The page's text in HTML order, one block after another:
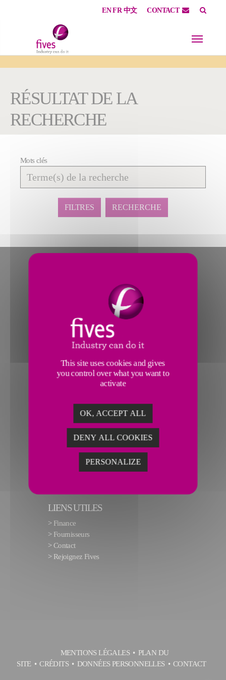
EN FR 中文 CONTACT
RÉSULTAT DE LA
RECHERCHE
Affiner
la
recherche
Mots clés
FILTRES RECHERCHE
LIENS UTILES
> Finance
> Fournisseurs
>Contact
> Rejoignez Fives
MENTIONS LÉGALES
PLAN DU
SITE
CRÉDITS DONNÉES PERSONNELLES CONTACT
This site uses cookies and gives
you control over what you want to
activate
OK, ACCEPT ALL
DENY ALL COOKIES
PERSONALIZE